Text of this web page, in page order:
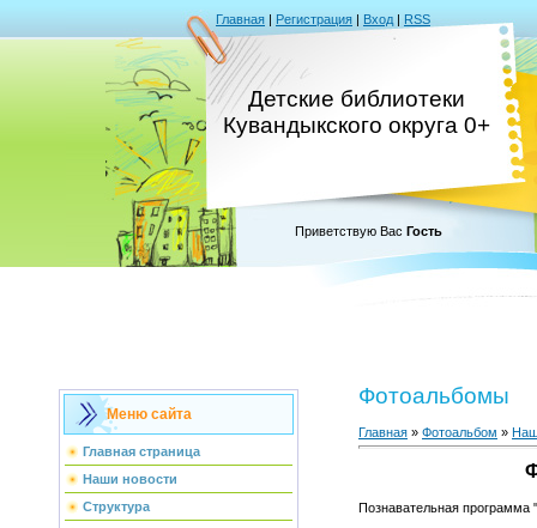
Главная | Регистрация | Вход | RSS
Детские библиотеки
Кувандыкского округа 0+
Приветствую Вас Гость
Меню сайта
Главная страница
Наши новости
Структура
Фотоальбомы
Главная » Фотоальбом »
Познавательная программа